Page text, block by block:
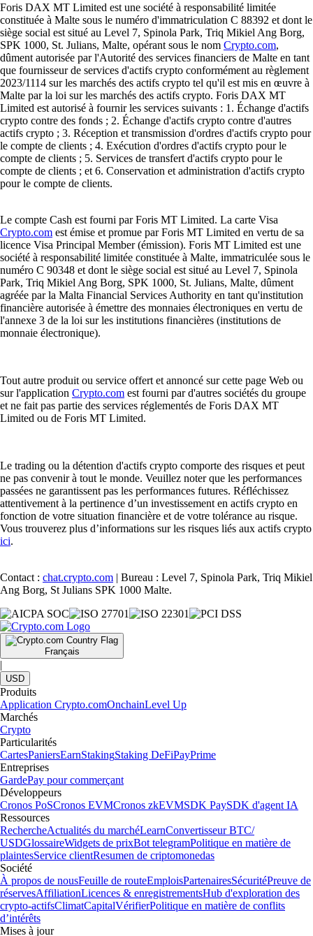
Foris DAX MT Limited est une société à responsabilité limitée
constituée à Malte sous le numéro d'immatriculation C 88392 et dont le
siège social est situé au Level 7, Spinola Park, Triq Mikiel Ang Borg,
SPK 1000, St. Julians, Malte, opérant sous le nom Crypto.com,
dûment autorisée par l'Autorité des services financiers de Malte en tant
que fournisseur de services d'actifs crypto conformément au règlement
2023/1114 sur les marchés des actifs crypto tel qu'il est mis en œuvre à
Malte par la loi sur les marchés des actifs crypto. Foris DAX MT
Limited est autorisé à fournir les services suivants : 1. Échange d'actifs
crypto contre des fonds ; 2. Échange d'actifs crypto contre d'autres
actifs crypto ; 3. Réception et transmission d'ordres d'actifs crypto pour
le compte de clients ; 4. Exécution d'ordres d'actifs crypto pour le
compte de clients ; 5. Services de transfert d'actifs crypto pour le
compte de clients ; et 6. Conservation et administration d'actifs crypto
pour le compte de clients.
Le compte Cash est fourni par Foris MT Limited. La carte Visa
Crypto.com est émise et promue par Foris MT Limited en vertu de sa
licence Visa Principal Member (émission). Foris MT Limited est une
société à responsabilité limitée constituée à Malte, immatriculée sous le
numéro C 90348 et dont le siège social est situé au Level 7, Spinola
Park, Triq Mikiel Ang Borg, SPK 1000, St. Julians, Malte, dûment
agréée par la Malta Financial Services Authority en tant qu'institution
financière autorisée à émettre des monnaies électroniques en vertu de
l'annexe 3 de la loi sur les institutions financières (institutions de
monnaie électronique).
Tout autre produit ou service offert et annoncé sur cette page Web ou
sur l'application Crypto.com est fourni par d'autres sociétés du groupe
et ne fait pas partie des services réglementés de Foris DAX MT
Limited ou de Foris MT Limited.
Le trading ou la détention d'actifs crypto comporte des risques et peut
ne pas convenir à tout le monde. Veuillez noter que les performances
passées ne garantissent pas les performances futures. Réfléchissez
attentivement à la pertinence d’un investissement en actifs crypto en
fonction de votre situation financière et de votre tolérance au risque.
Vous trouverez plus d’informations sur les risques liés aux actifs crypto
ici.
Contact : chat.crypto.com | Bureau : Level 7, Spinola Park, Triq Mikiel
Ang Borg, St Julians SPK 1000 Malte.
Français
|
USD
Produits
Application Crypto.comOnchainLevel Up
Marchés
Crypto
Particularités
CartesPaniersEarnStakingStaking DeFiPayPrime
Entreprises
GardePay pour commerçant
Développeurs
Cronos PoSCronos EVMCronos zkEVMSDK PaySDK d'agent IA
Ressources
RechercheActualités du marchéLearnConvertisseur BTC/
USDGlossaireWidgets de prixBot telegramPolitique en matière de
plaintesService clientResumen de criptomonedas
Société
À propos de nousFeuille de routeEmploisPartenairesSécuritéPreuve de
réservesAffiliationLicences & enregistrementsHub d'exploration des
crypto-actifsClimatCapitalVérifierPolitique en matière de conflits
d’intérêts
Mises à jour